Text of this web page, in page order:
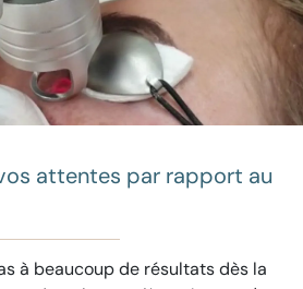
attentes par rapport au
à beaucoup de résultats dès la